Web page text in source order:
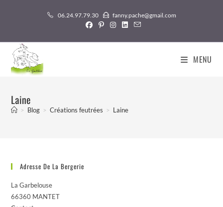
06.24.97.79.30 fanny.pache@gmail.com
MENU
Laine
> Blog > Créations feutrées > Laine
Adresse De La Bergerie
La Garbelouse
66360 MANTET